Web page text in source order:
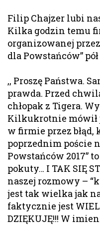
Filip Chajzer lubi
Kilka godzin temu
organizowanej
dla Powstańców”
,, Proszę Państwa.
prawda. Przed
chłopak z Tigera.
Kilkukrotnie mówił
w firmie przez
poprzednim poście
Powstańców 2017”
pokuty… I TAK SIĘ
naszej rozmowy –
jest tak wielka jak
faktycznie jest
DZIĘKUJĘ!!! W